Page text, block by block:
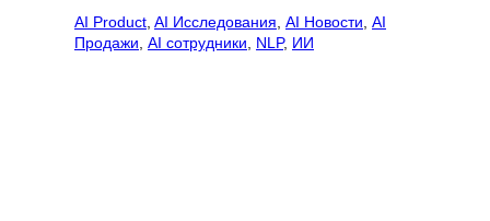
AI Product, AI Исследования, AI Новости, AI
Продажи, AI сотрудники, NLP, ИИ